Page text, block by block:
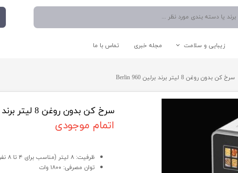
آبمیوه گیری
آبسردکن
قوری و کتری
اتو دستی/پرسی/بخار
زیبایی و سلامت
دستگاه میکرودرم/ساکشن
سشوار
مجله خبری تماس با ما
سرخ کن بدون روغن 8 لیتر برند برلین Berlin 960
سرخ کن بدون روغن 8 لیتر برند برلین Berlin 960
اتمام موجودی
ظرفیت: ۸ لیتر (مناسب برای ۴ تا ۸ نفر)
توان مصرفی: ۱۸۰۰ وات